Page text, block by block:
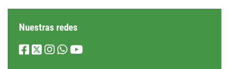
Nuestras redes